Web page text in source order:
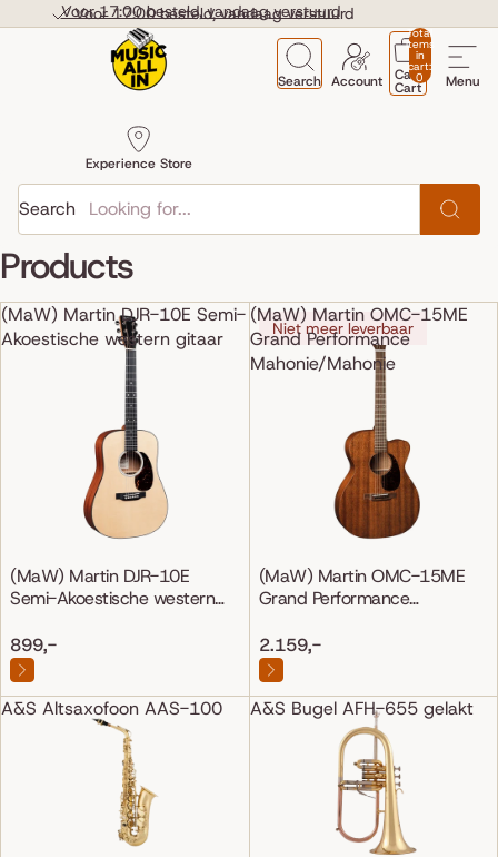
Voor 17:00 besteld, vandaag verstuurd
Voor 17:00 besteld, vandaag verstuurd
Menu
Search
Experience Store
Account
Total
items
in
cart:
0
Cart
Cart
Search
Products
(MaW) Martin DJR-10E Semi-
Akoestische western gitaar
(MaW) Martin DJR-10E
Semi-Akoestische western
899,-
(MaW) Martin OMC-15ME
Grand Performance
Mahonie/Mahonie
Niet meer leverbaar
(MaW) Martin OMC-15ME
Grand Performance
2.159,-
A&S Altsaxofoon AAS-100 A&S Bugel AFH-655 gelakt